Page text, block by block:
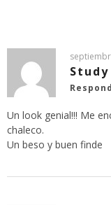
Study
Un look genial!!! Me
chaleco.
Un beso y buen finde